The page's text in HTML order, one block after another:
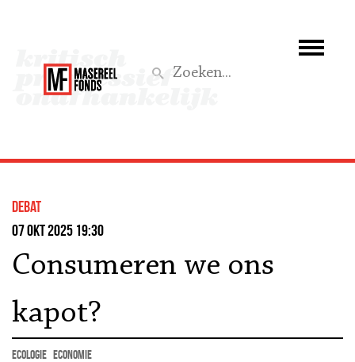
Wat we doen
Aktief
debat
07 okt 2025 19:30
Consumeren we ons
kapot?
ecologie economie